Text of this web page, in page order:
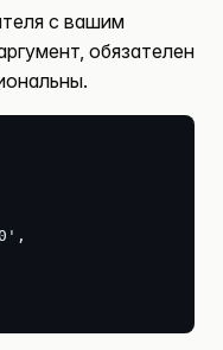
с вашим
обязателен